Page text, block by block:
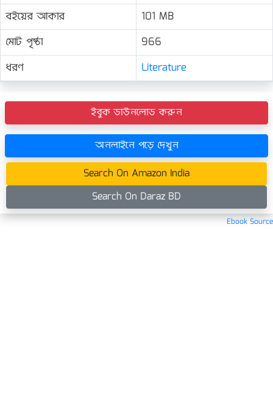
বইয়ের আকার
101 MB
মোট পৃষ্ঠা
966
ধরণ
Literature
ইবুক ডাউনলোড করুন
অনলাইনে পড়ে দেখুন
Search On Amazon India
Search On Daraz BD
Ebook Source